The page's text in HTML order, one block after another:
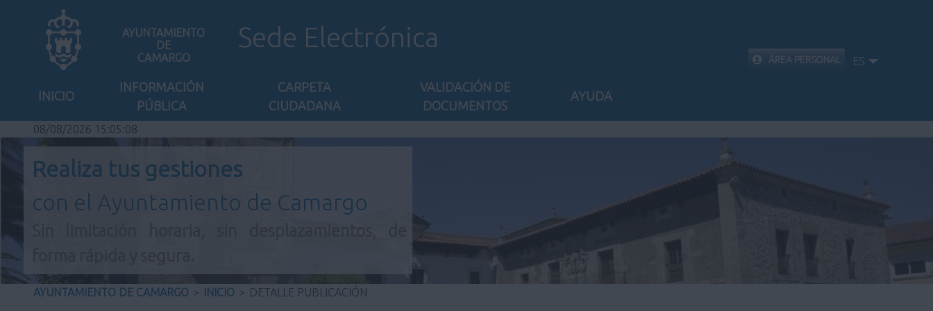
AYUNTAMIENTO
DE
CAMARGO
Sede Electrónica
INICIO
INFORMACIÓN
PÚBLICA
CARPETA
CIUDADANA
VALIDACIÓN DE
DOCUMENTOS
AYUDA
ÁREA PERSONAL ES
08/08/2026 15:05:08
Realiza tus gestiones
con el Ayuntamiento de Camargo
AYUNTAMIENTO DE CAMARGO > INICIO > DETALLE PUBLICACIÓN